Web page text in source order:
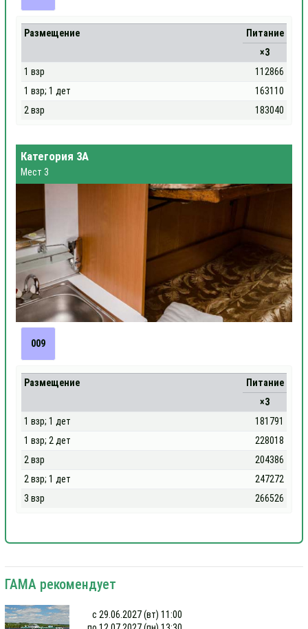
Размещение
Питание
×3
1 взр
112866
1 взр; 1 дет
163110
2 взр
183040
Категория 3А
Мест 3
009
Размещение
Питание
×3
1 взр; 1 дет
181791
1 взр; 2 дет
228018
2 взр
204386
2 взр; 1 дет
247272
3 взр
266526
ГАМА рекомендует
с 29.06.2027 (вт) 11:00